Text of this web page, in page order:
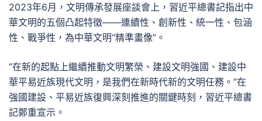
2023年6月，文明傳承發展座談會上，習近平總書記指出中
華文明的五個凸起特徵——連續性、創新性、統一性、包涵
性、戰爭性，為中華文明“精準畫像”。
“在新的起點上繼續推動文明繁榮、建設文明強國、建設中
華平易近族現代文明，是我們在新時代新的文明任務。”在
強國建設、平易近族復興深刻推進的關鍵時刻，習近平總書
記鄭重宣示。